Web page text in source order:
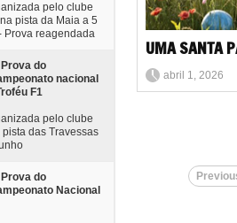
pelo clube
pista da Maia a 5
Prova reagendada
Prova do
nacional
F1
pelo clube
pista das Travessas
Prova do
Nacional
UMA SANTA
abril 1, 2026